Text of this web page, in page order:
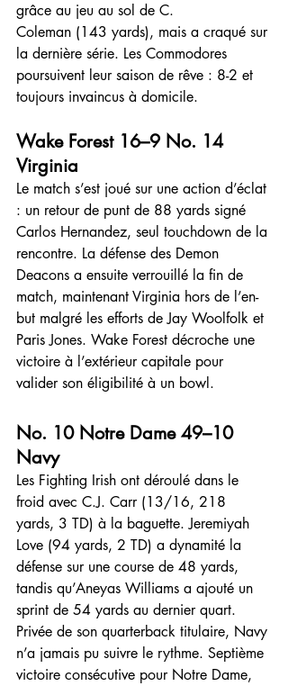
grâce au jeu au sol de C.
Coleman (143 yards), mais a craqué sur
la dernière série. Les Commodores
poursuivent leur saison de rêve : 8-2 et
toujours invaincus à domicile.
Wake Forest 16–9 No. 14
Virginia
Le match s’est joué sur une action d’éclat
: un retour de punt de 88 yards signé
Carlos Hernandez, seul touchdown de la
rencontre. La défense des Demon
Deacons a ensuite verrouillé la fin de
match, maintenant Virginia hors de l’en-
but malgré les efforts de Jay Woolfolk et
Paris Jones. Wake Forest décroche une
victoire à l’extérieur capitale pour
valider son éligibilité à un bowl.
No. 10 Notre Dame 49–10
Navy
Les Fighting Irish ont déroulé dans le
froid avec C.J. Carr (13/16, 218
yards, 3 TD) à la baguette. Jeremiyah
Love (94 yards, 2 TD) a dynamité la
défense sur une course de 48 yards,
tandis qu’Aneyas Williams a ajouté un
sprint de 54 yards au dernier quart.
Privée de son quarterback titulaire, Navy
n’a jamais pu suivre le rythme. Septième
victoire consécutive pour Notre Dame,